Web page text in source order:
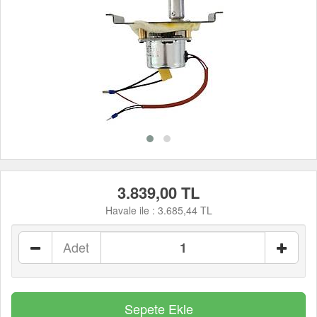
3.839,00 TL
Havale ile : 3.685,44 TL
Adet